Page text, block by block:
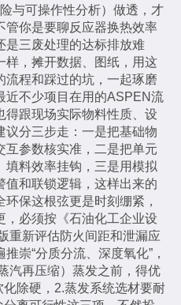
与可操作性分析）做透，才
管你是要聊反应器换热效率
是三废处理的达标排放难
样，摊开数据、图纸，用这
流程和踩过的坑，一起琢磨
近不少项目在用的ASPEN流
得跟现场实际物料性质、设
议分三步走：一是把基础物
互参数核实准，二是把单元
填料效率挂钩，三是用模拟
值和联锁逻辑，这样出来的
保这根弦更是时刻绷紧，
，必须按《石油化工企业设
重新评估防火间距和泄漏应
崇“分质分流、深度氧化”，
汽再压缩）蒸发之前，得优
除硬，2.蒸发系统选材要耐